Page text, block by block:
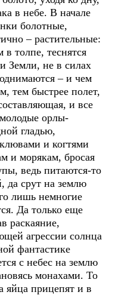
в небе. В начале
болотные,
– растительные:
толпе, теснятся
Земли, не в силах
– и чем
тем быстрее полет,
и все
орлы-
гладью,
и когтями
и морякам, бросая
ведь питаются-то
да срут на землю
лишь немногие
Да только еще
раскаяние,
агрессии солнца
фантастике
с небес на землю
монахами. То
яйца прицепят и в